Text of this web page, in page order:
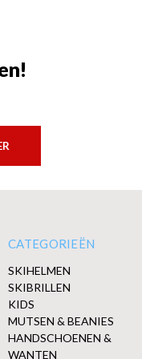
CATEGORIEËN
SKIHELMEN
SKIBRILLEN
KIDS
MUTSEN & BEANIES
HANDSCHOENEN &
WANTEN